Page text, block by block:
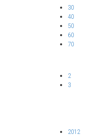
30
40
50
60
70
2
3
2012